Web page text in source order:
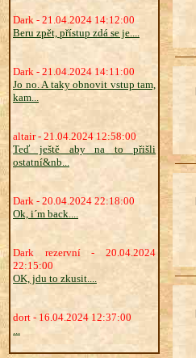
Dark - 21.04.2024 14:12:00
Beru zpět, přístup zdá se je....
Dark - 21.04.2024 14:11:00
Jo no. A taky obnovit vstup tam,
kam...
altair - 21.04.2024 12:58:00
Teď ještě aby na to přišli
ostatní&nb...
Dark - 20.04.2024 22:18:00
Ok, i´m back....
Dark rezervní - 20.04.2024
22:15:00
OK, jdu to zkusit....
dort - 16.04.2024 12:37:00
...